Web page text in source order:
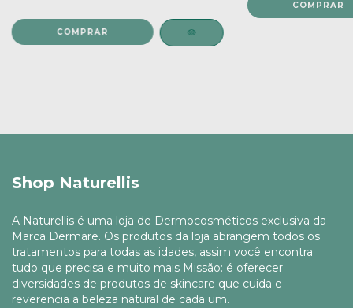
Shop Naturellis
A Naturellis é uma loja de Dermocosméticos exclusiva da
Marca Dermare. Os produtos da loja abrangem todos os
tratamentos para todas as idades, assim você encontra
tudo que precisa e muito mais Missão: é oferecer
diversidades de produtos de skincare que cuida e
reverencia a beleza natural de cada um.